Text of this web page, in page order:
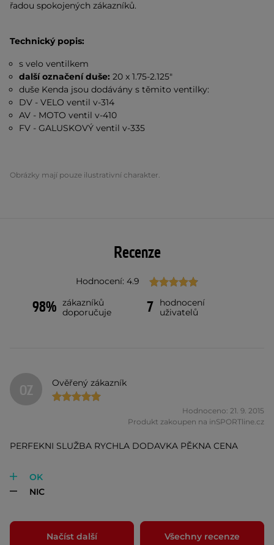
řadou spokojených zákazníků.
Technický popis:
s velo ventilkem
další označení duše:20 x 1.75-2.125"
duše Kenda jsou dodávány s těmito ventilky:
DV - VELO ventil v-314
AV - MOTO ventil v-410
FV - GALUSKOVÝ ventil v-335
Obrázky mají pouze ilustrativní charakter.
Recenze
Hodnocení: 4.9
98% zákazníků
doporučuje
7
hodnocení
uživatelů
OZ Ověřený zákazník
Hodnoceno: 21. 9. 2015
Produkt zakoupen na inSPORTline.cz
PERFEKNI SLUŽBA RYCHLA DODAVKA PĚKNA CENA
OK
NIC
Načíst další Všechny recenze